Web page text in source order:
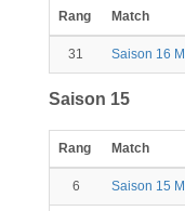
Rang Match
31 Saison 16
Saison 15
Rang Match
6 Saison 15